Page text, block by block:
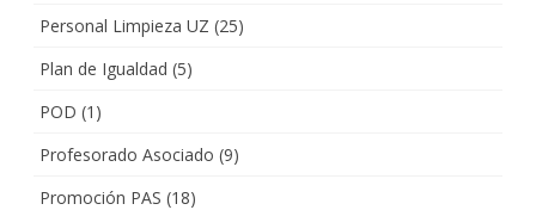
Personal Limpieza UZ (25)
Plan de Igualdad (5)
POD (1)
Profesorado Asociado (9)
Promoción PAS (18)